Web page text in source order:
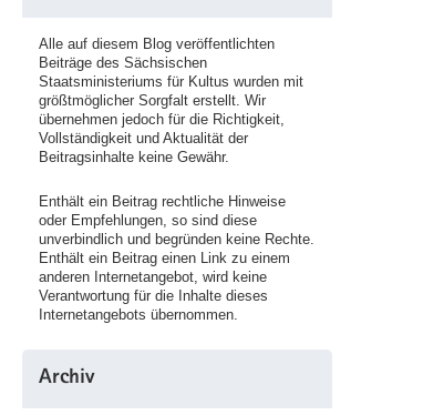
Alle auf diesem Blog veröffentlichten
Beiträge des Sächsischen
Staatsministeriums für Kultus wurden mit
größtmöglicher Sorgfalt erstellt. Wir
übernehmen jedoch für die Richtigkeit,
Vollständigkeit und Aktualität der
Beitragsinhalte keine Gewähr.
Enthält ein Beitrag rechtliche Hinweise
oder Empfehlungen, so sind diese
unverbindlich und begründen keine Rechte.
Enthält ein Beitrag einen Link zu einem
anderen Internetangebot, wird keine
Verantwortung für die Inhalte dieses
Internetangebots übernommen.
Archiv